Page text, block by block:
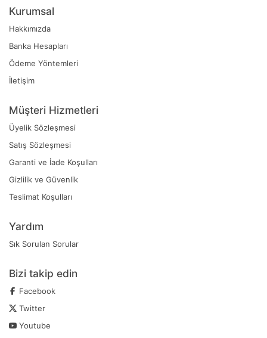
Kurumsal
Hakkımızda
Banka Hesapları
Ödeme Yöntemleri
İletişim
Müşteri Hizmetleri
Üyelik Sözleşmesi
Satış Sözleşmesi
Garanti ve İade Koşulları
Gizlilik ve Güvenlik
Teslimat Koşulları
Yardım
Sık Sorulan Sorular
Bizi takip edin
Facebook
Twitter
Youtube